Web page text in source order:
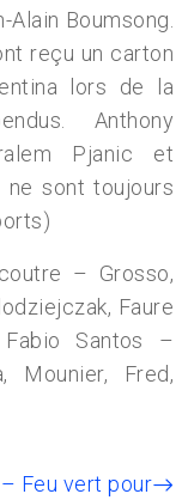
Boumsong.
reçu un carton
lors de la
Anthony
Pjanic et
ne sont toujours
– Grosso,
Faure
Fabio Santos –
Mounier, Fred,
Feu vert pour